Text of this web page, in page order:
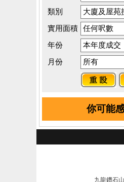
類別
實用面積
年份
月份
你可能
九龍鑽石